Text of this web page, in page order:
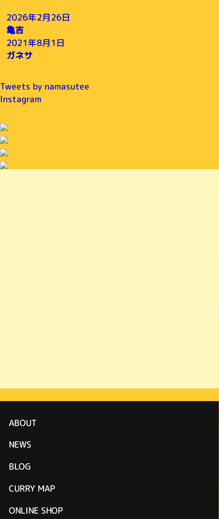
2026年2月26日
亀吉
2021年8月1日
ガネサ
Tweets by namasutee
Instagram
ABOUT
NEWS
BLOG
CURRY MAP
ONLINE SHOP